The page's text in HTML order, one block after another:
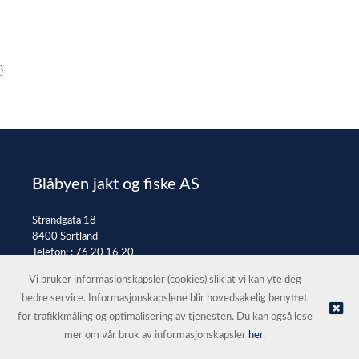
}
Blåbyen jakt og fiske AS
Strandgata 18
8400 Sortland
Telefon: :76 20 16 20
© Blåbyen jakt og fiske AS |Nettbutikk levert av Kréatif
Vi bruker informasjonskapsler (cookies) slik at vi kan yte deg
bedre service. Informasjonskapslene blir hovedsakelig benyttet
for trafikkmåling og optimalisering av tjenesten. Du kan også lese
mer om vår bruk av informasjonskapsler her.